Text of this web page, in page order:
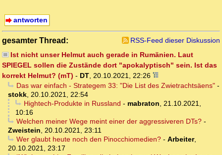
antworten
gesamter Thread:
RSS-Feed dieser Diskussion
Ist nicht unser Helmut auch gerade in Rumänien. Laut
SPIEGEL sollen die Zustände dort "apokalyptisch" sein. Ist das
korrekt Helmut? (mT) - DT, 20.10.2021, 22:26
Das war einfach - Strategem 33: "Die List des Zwietrachtsäens"-
stokk, 20.10.2021, 22:54
Hightech-Produkte in Russland - mabraton, 21.10.2021,
10:16
Welchen meiner Wege meint einer der aggressiveren DTs?-
Zweistein, 20.10.2021, 23:11
Wer glaubt heute noch den Pinocchiomedien?- Arbeiter,
20.10.2021, 23:17